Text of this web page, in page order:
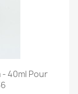
40ml Pour